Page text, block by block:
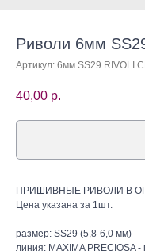
Риволи 6мм
Артикул: 6мм SS29 RIVOLI
40,00 р.
ПРИШИВНЫЕ РИВОЛИ В
Цена указана за 1шт.
размер: SS29 (5,8-6,0 мм)
линия: MAXIMA PRECIOSA